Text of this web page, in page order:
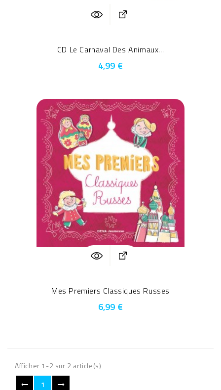
CD Le Carnaval Des Animaux...
4,99 €
Mes Premiers Classiques Russes
6,99 €
Afficher 1-2 sur 2 article(s)
1